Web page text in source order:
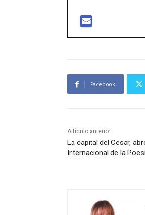
Facebook
Artículo anterior
La capital del Cesar,
Internacional de la